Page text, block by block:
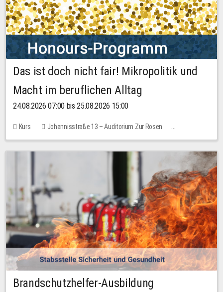
Das ist doch nicht fair! Mikropolitik und
Macht im beruflichen Alltag
24.08.2026 07:00 bis 25.08.2026 15:00
Kurs
Johannisstraße 13 – Auditorium Zur Rosen
Keine freien Plätze
Brandschutzhelfer-Ausbildung